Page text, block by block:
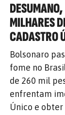
MILHARES
CADASTRO
Bolsonaro
fome no
de 260 mil
enfrentam
Único e